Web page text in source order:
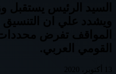
السيد الرئيس يستقبل
ويشدد علي ان
المواقف تفرض
القومي العربي.